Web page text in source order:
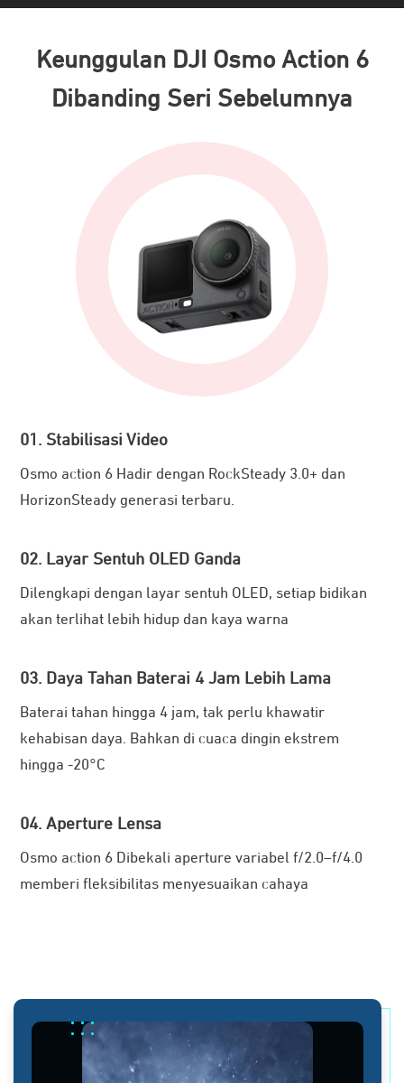
Keunggulan DJI Osmo Action 6
Dibanding Seri Sebelumnya
01. Stabilisasi Video
Osmo action 6 Hadir dengan RockSteady 3.0+ dan
HorizonSteady generasi terbaru.
02. Layar Sentuh OLED Ganda
Dilengkapi dengan layar sentuh OLED, setiap bidikan
akan terlihat lebih hidup dan kaya warna
03. Daya Tahan Baterai 4 Jam Lebih Lama
Baterai tahan hingga 4 jam, tak perlu khawatir
kehabisan daya. Bahkan di cuaca dingin ekstrem
hingga -20°C
04. Aperture Lensa
Osmo action 6 Dibekali aperture variabel f/2.0–f/4.0
memberi fleksibilitas menyesuaikan cahaya